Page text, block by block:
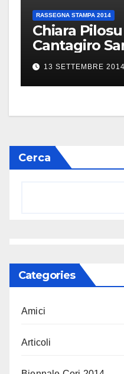
RASSEGNA STAMPA 2014
Chiara
Cantagiro
13 SETTEMBRE 2014
Cerca
Categories
Amici
Articoli